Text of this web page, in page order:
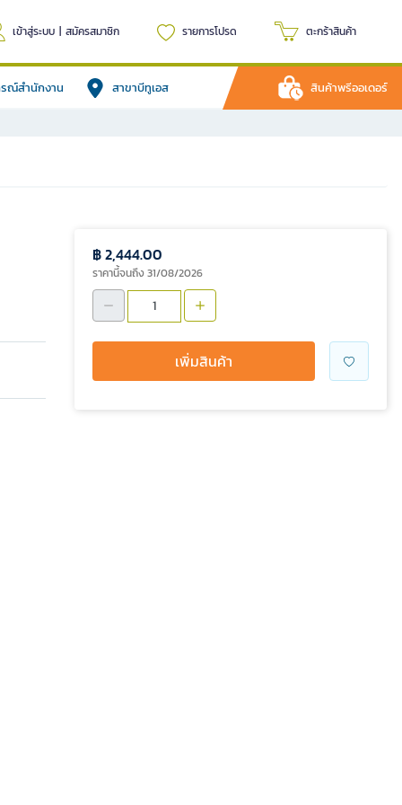
เข้าสู่ระบบ | สมัครสมาชิก รายการโปรด ตะกร้าสินค้า
รณ์สำนักงาน สาขาบีทูเอส สินค้าพรีออเดอร์
฿ 2,444.00
ราคานี้จนถึง 31/08/2026
เพิ่มสินค้า